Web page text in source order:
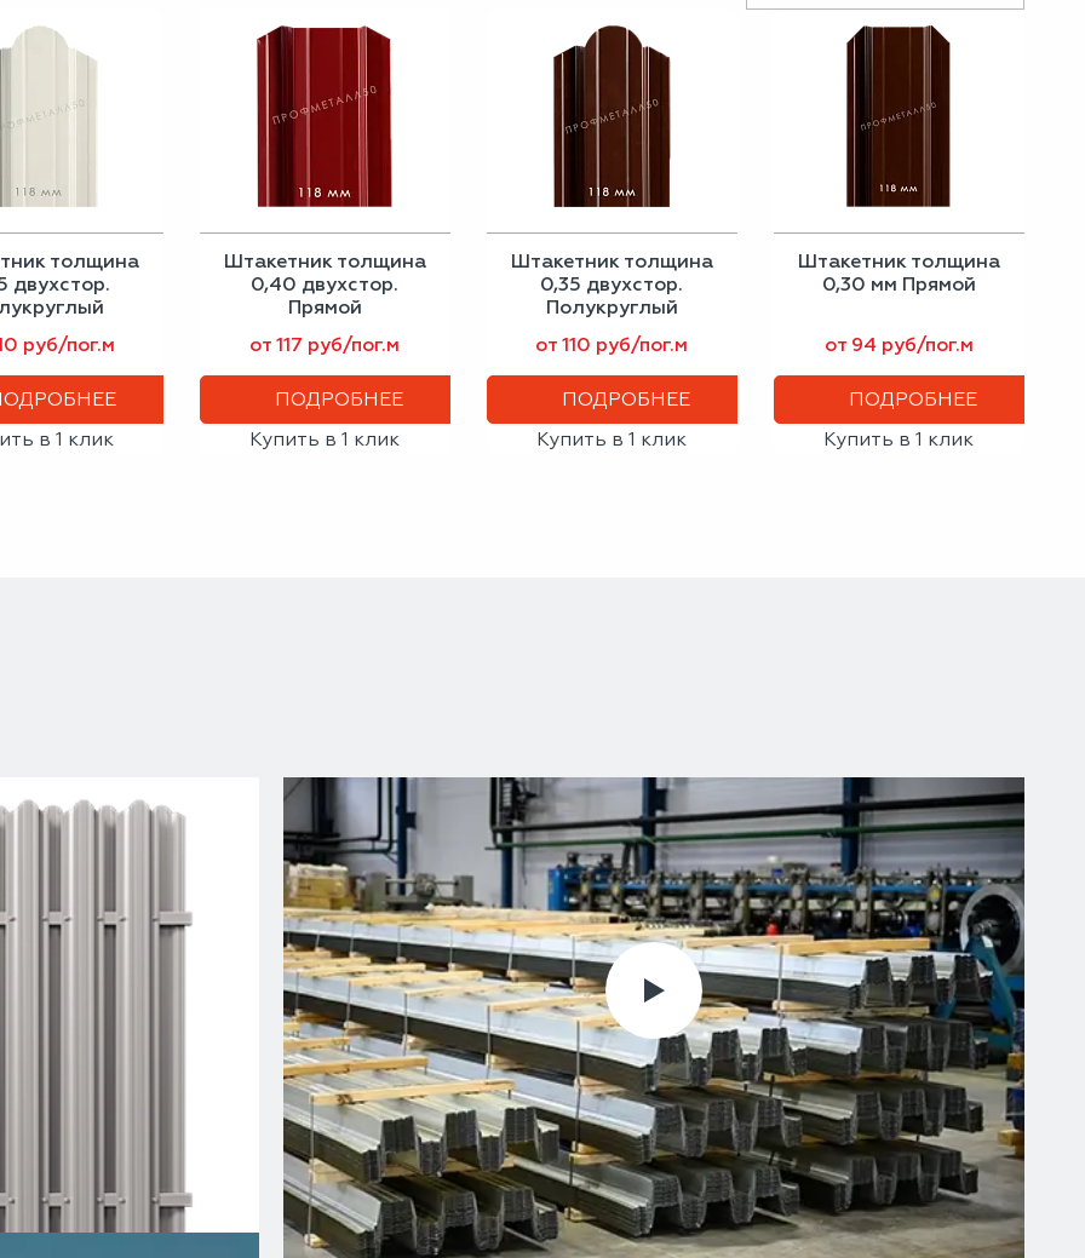
толщина
двухстор.
руб/пог.м
в 1 клик
Штакетник толщина
0,40 двухстор.
Прямой
от 117 руб/пог.м
ПОДРОБНЕЕ
Купить в 1 клик
Штакетник толщина
0,35 двухстор.
Полукруглый
от 110 руб/пог.м
ПОДРОБНЕЕ
Купить в 1 клик
Штакетник толщина
0,30 мм Прямой
от 94 руб/пог.м
ПОДРОБНЕЕ
Купить в 1 клик